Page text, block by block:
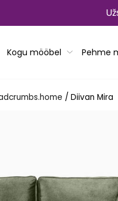
Kogu mööbel Pehme
/ Diivan Mira